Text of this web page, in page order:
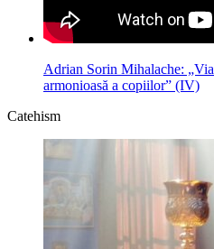
Adrian Sorin Mihalache:
armonioasă a copiilor” (IV)
Catehism